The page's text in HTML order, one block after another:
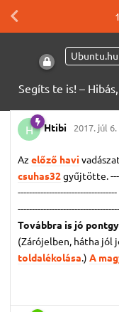
Segíts te is! –
H Htibi 2017. júl 6.
Az előző havi
csuhas32gyűjtötte.
-----------------------------------
Továbbra is jó
(Zárójelben, hátha jól
toldalékolása.) A